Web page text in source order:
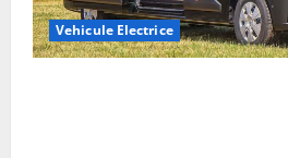
Vehicule Electrice